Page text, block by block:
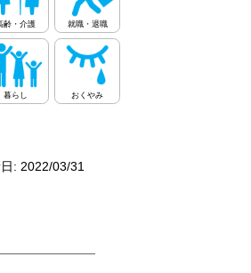
: 2022/03/31
齢・介護 就職・退職
暮らし おくやみ